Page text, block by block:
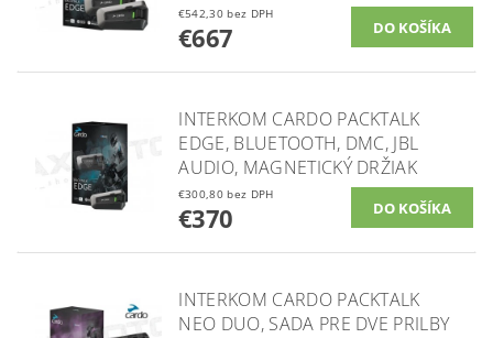
€542,30 bez DPH
€667
INTERKOM CARDO PACKTALK
EDGE, BLUETOOTH, DMC, JBL
AUDIO, MAGNETICKÝ DRŽIAK
€300,80 bez DPH
€370
INTERKOM CARDO PACKTALK
NEO DUO, SADA PRE DVE PRILBY